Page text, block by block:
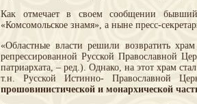
Как отмечает в своем сообщении бывший
«Комсомольское знамя», а ныне пресс-
«Областные власти решили возвратить
репрессированной Русской Православной
патриархата, – ред.). Однако, на этот храм
т.н. Русской Истинно- Православной
прошовинистической и монархической